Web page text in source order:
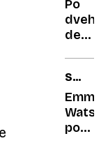
Po
dveh
za
Nicole
in
SPRLI
STA
SE
Emma
po